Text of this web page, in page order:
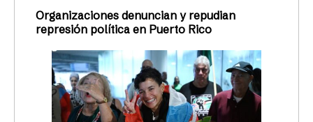
Organizaciones denuncian y repudian
represión política en Puerto Rico